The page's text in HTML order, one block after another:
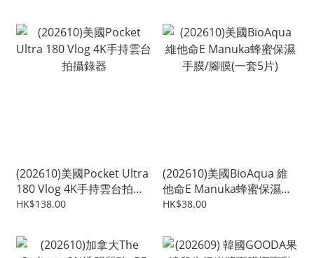
(202610)美國Pocket Ultra
180 Vlog 4K手持雲台拍攝
錄器
HK$138.00
(202610)美國BioAqua 維
他命E Manuka蜂蜜保濕手
膜/腳膜(一套5片)
HK$38.00